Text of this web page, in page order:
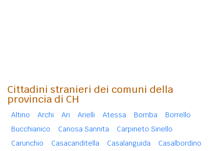
Cittadini stranieri dei comuni della
provincia di CH
Altino Archi Ari Arielli Atessa Bomba
Borrello
Bucchianico
Canosa Sannita
Carpineto Sinello
Carunchio
Casacanditella Casalanguida
Casalbordino